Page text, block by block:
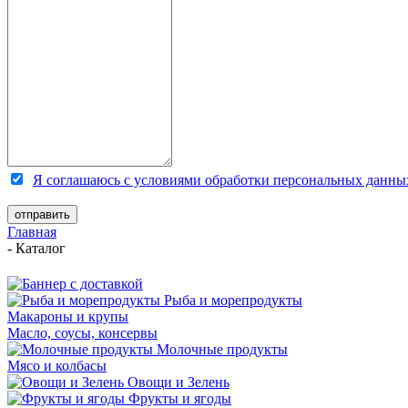
Я соглашаюсь с условиями обработки персональных
Главная
- Каталог
Рыба и морепродукты
Макароны и крупы
Масло, соусы, консервы
Молочные продукты
Мясо и колбасы
Овощи и Зелень
Фрукты и ягоды